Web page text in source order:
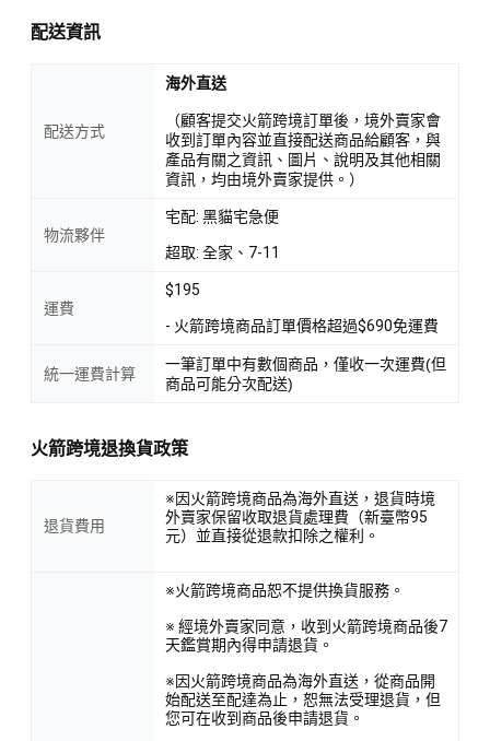
配送資訊
配送方式
海外直送
（顧客提交火箭跨境訂單後，境外賣家會
收到訂單內容並直接配送商品給顧客，與
產品有關之資訊、圖片、說明及其他相關
資訊，均由境外賣家提供。）
物流夥伴
宅配: 黑貓宅急便
超取: 全家、7-11
運費
$195
- 火箭跨境商品訂單價格超過$690免運費
統一運費計算
一筆訂單中有數個商品，僅收一次運費(但
商品可能分次配送)
火箭跨境退換貨政策
退貨費用
※因火箭跨境商品為海外直送，退貨時境
外賣家保留收取退貨處理費（新臺幣95
元）並直接從退款扣除之權利。
※火箭跨境商品恕不提供換貨服務。
※ 經境外賣家同意，收到火箭跨境商品後7
天鑑賞期內得申請退貨。
※因火箭跨境商品為海外直送，從商品開
始配送至配達為止，恕無法受理退貨，但
您可在收到商品後申請退貨。